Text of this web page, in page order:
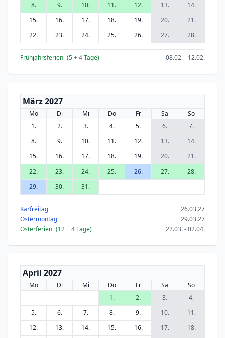
8.
9. 10. 11. 12. 13.
14.
15.
16. 17. 18. 19. 20.
21.
22.
23. 24. 25. 26. 27. 28.
Frühjahrsferien (5+ 4Tage) 08.02. - 12.02.
März 2027
Mo Di Mi Do Fr Sa
So
1.
2. 3. 4. 5. 6.
7.
8.
9. 10. 11. 12. 13.
14.
15.
16. 17. 18. 19. 20.
21.
22.
23. 24. 25. 26. 27.
28.
29.
30. 31.
Karfreitag
26.03.27
Ostermontag
29.03.27
Osterferien (12+ 4Tage) 22.03. - 02.04.
April 2027
Mo Di Mi Do Fr Sa
So
1.
2. 3.
4.
5.
6. 7. 8. 9. 10.
11.
12.
13. 14. 15. 16. 17.
18.